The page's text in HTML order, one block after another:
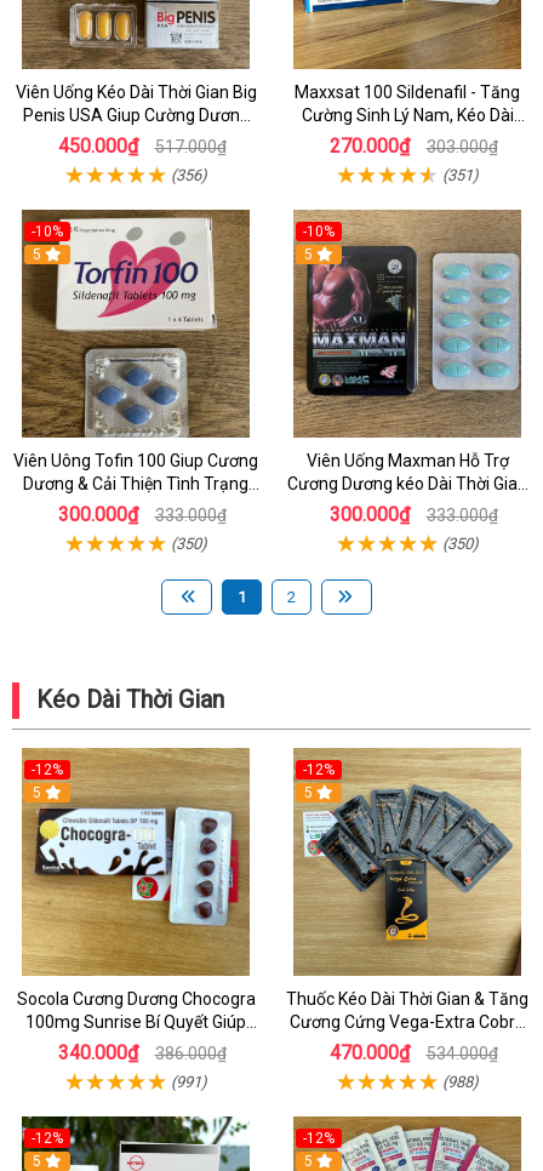
Viên Uống Kéo Dài Thời Gian Big
Penis USA Giup Cường Dương
Và Chống Xuất Tinh Sớm
450.000₫ 517.000₫
(356)
Maxxsat 100 Sildenafil - Tăng
Cường Sinh Lý Nam, Kéo Dài
Thời Gian
270.000₫ 303.000₫
(351)
-10%
5
Viên Uông Tofin 100 Giup Cương
Dương & Cải Thiện Tình Trạng
Yếu Sinh Lý Ở Nam
300.000₫ 333.000₫
(350)
-10%
5
Viên Uống Maxman Hỗ Trợ
Cương Dương kéo Dài Thời Gian
& Chống Xuất Tinh Ở Nam Giới
300.000₫ 333.000₫
(350)
1 2
Kéo Dài Thời Gian
-12%
5
Socola Cương Dương Chocogra
100mg Sunrise Bí Quyết Giúp
Nam Giới Sung Mãn
340.000₫ 386.000₫
(991)
-12%
5
Thuốc Kéo Dài Thời Gian & Tăng
Cương Cứng Vega-Extra Cobra
200mg Oral Jelly Chính Hãng
470.000₫ 534.000₫
(988)
-12%
5
-12%
5